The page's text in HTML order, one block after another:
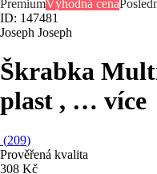
PremiumVýhodná cena
ID: 147481
Joseph Joseph
Škrabka
plast , … více
(209)
Prověřená kvalita
308 Kč